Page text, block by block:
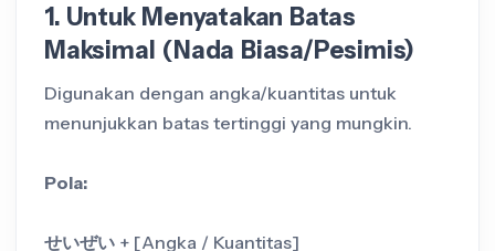
1. Untuk Menyatakan Batas
Maksimal (Nada Biasa/Pesimis)
Digunakan dengan angka/kuantitas untuk
menunjukkan batas tertinggi yang mungkin.
Pola:
せいぜい + [Angka / Kuantitas]